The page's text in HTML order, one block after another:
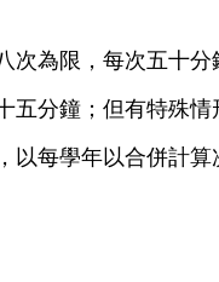
為限，每次五十
分鐘；但有特殊情
每學年以合併計算